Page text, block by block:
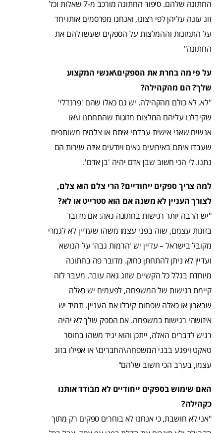
החתונה שלהם. סיפור החתונה מורכב מ-7 שאלות וכל
זוג עונה עליהן לפי רצונו, ואנחנו מפרסמים אותו יחד
על התמונות וההמלצות על הספקים שעשו להם את
החתונה"
על פי מה בחרת את הספקים\אנשי המקצוע
שלך? הם מהקהילה?
"לא, לא כולם מהקהילה. יש גם כאלו שהם 'פרנדלי'
שקיבלנו עליהם המלצות מזוגות שהתחתנו ו\או
אנשים שאני אישית עבדתי איתם או צלמים משותפים
שעבדו איתם באירועים גאים ויודעים איזה שירות הם
נתנו. לי הכי חשוב שבן אדם יהיה 'בן אדם'.
למה צריך ספקים ייחודיים? הרי צלם הוא צלם,
לצורך העניין לא משנה אם הוא סטרייט או לא?
"יש הרבה יותר רגישות בחתונה גאה: אם מדובר
בזוגות עצמם, שזה בפני עצמו משהו שעדיין לא לגמרי
מקובל בישראל – עדיין יש 'הרמות גבה' על הנושא
ועדיין לא ניתן להתחתן כחוק. מדובר פה בחתונה
מיוחדת בגלל כל הקשיים שזוג גאה עובר. מעבר לזה
קיימת רגישות של המשפחה, לפעמים יש כאלה
שבארון או כאלה שפחות קיבלו את העניין. תמיד יש
איזושהי רגישות במשפחה. אם הספק שלך לא יהיה
רגיש לדברים האלה, ייתכן והוא יגיד משהו בחוסר
טאקט ויפגע בבני המשפחה\החברים\ או אפילו בזוג
עצמו, בערב הכי חשוב שלהם"
האם שימוש בספקים ייחודיים לא מבודד אותנו
כקהילה?
"אני לא חושבת, כי אנחנו לא בוחרים ספקים רק מתוך